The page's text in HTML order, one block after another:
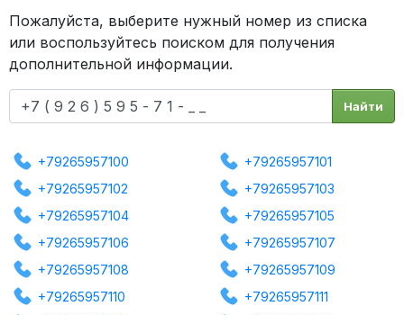
Пожалуйста, выберите нужный номер из списка
или воспользуйтесь поиском для получения
дополнительной информации.
Найти
+79265957100
+79265957101
+79265957102
+79265957103
+79265957104
+79265957105
+79265957106
+79265957107
+79265957108
+79265957109
+79265957110
+79265957111